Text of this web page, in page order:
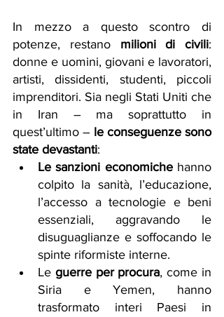
In mezzo a questo scontro di
potenze, restano milioni di civili:
donne e uomini, giovani e lavoratori,
artisti, dissidenti, studenti, piccoli
imprenditori. Sia negli Stati Uniti che
in Iran – ma soprattutto in
quest’ultimo – le conseguenze sono
state devastanti:
Le sanzioni economiche hanno
colpito la sanità, l’educazione,
l’accesso a tecnologie e beni
essenziali, aggravando le
disuguaglianze e soffocando le
spinte riformiste interne.
Le guerre per procura, come in
Siria e Yemen, hanno
trasformato interi Paesi in